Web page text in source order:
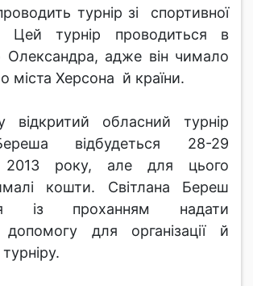
турнір зі спортивної
Цей турнір проводиться в
Олександра, адже він чимало
міста Херсона й країни.
відкритий обласний турнір
відбудеться 28-29
2013 року, але для цього
кошти. Світлана Береш
із проханням надати
допомогу для організації й